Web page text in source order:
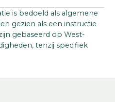
is bedoeld als algemene
gezien als een instructie
gebaseerd op West-
tenzij specifiek